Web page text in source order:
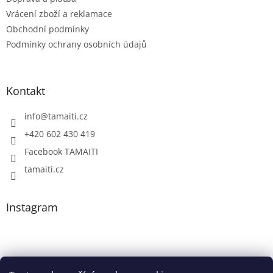
Vrácení zboží a reklamace
Obchodní podmínky
Podmínky ochrany osobních údajů
Kontakt
info@tamaiti.cz
+420 602 430 419
Facebook TAMAITI
tamaiti.cz
Instagram